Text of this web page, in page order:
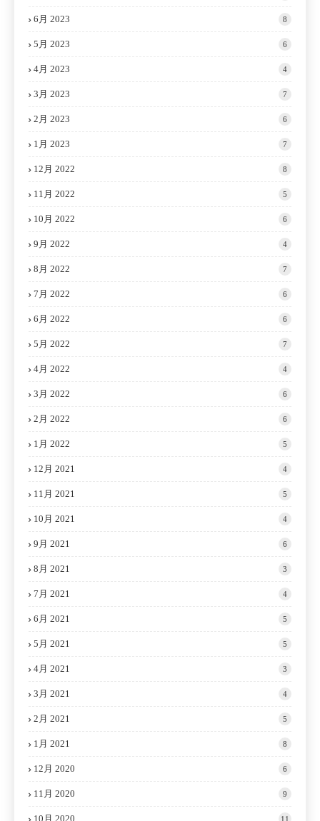
6月 2023 8
5月 2023 6
4月 2023 4
3月 2023 7
2月 2023 6
1月 2023 7
12月 2022 8
11月 2022 5
10月 2022 6
9月 2022 4
8月 2022 7
7月 2022 6
6月 2022 6
5月 2022 7
4月 2022 4
3月 2022 6
2月 2022 6
1月 2022 5
12月 2021 4
11月 2021 5
10月 2021 4
9月 2021 6
8月 2021 3
7月 2021 4
6月 2021 5
5月 2021 5
4月 2021 3
3月 2021 4
2月 2021 5
1月 2021 8
12月 2020 6
11月 2020 9
10月 2020 11